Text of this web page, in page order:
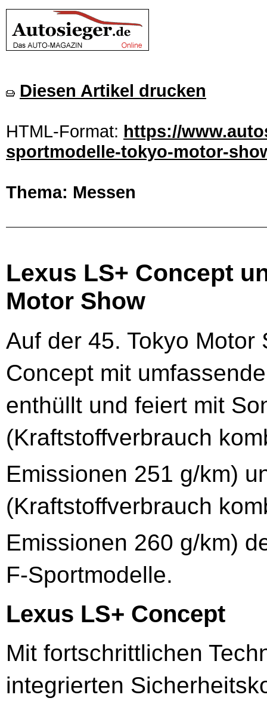
Diesen Artikel drucken
HTML-Format: https://
sportmodelle-tokyo-motor-
Thema: Messen
Lexus LS+ Concept
Motor Show
Auf der 45. Tokyo
Concept mit
enthüllt und feiert mit
(Kraftstoffverbrauch
Emissionen 251 g/km)
(Kraftstoffverbrauch
Emissionen 260 g/km)
F-Sportmodelle.
Lexus LS+ Concept
Mit fortschrittlichen
integrierten